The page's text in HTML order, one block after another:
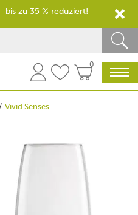
0
Vivid Senses
bis zu 35 % reduziert!